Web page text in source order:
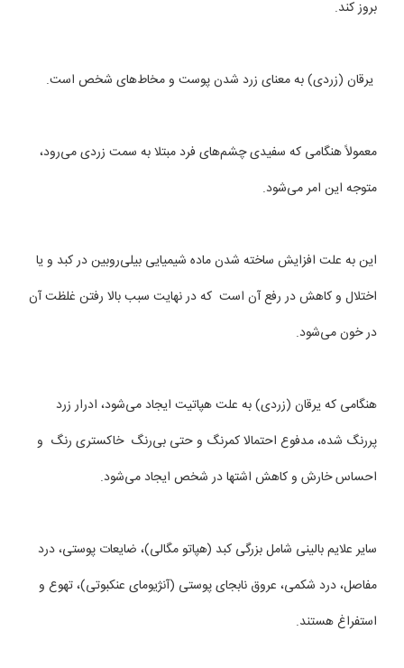
بروز کند.
یرقان (زردی) به معنای زرد شدن پوست و مخاط‌های شخص است.
معمولاً هنگامی كه سفیدی چشم‌های‌ فرد مبتلا به سمت زردی می‌رود،
متوجه این امر می‌شود.
این به علت افزایش ساخته شدن ماده شیمیایی بیلی‌روبین در كبد و یا
اختلال و كاهش در رفع آن است كه در نهایت سبب بالا رفتن غلظت آن
در خون می‌شود.
هنگامی كه یرقان (زردی) به علت هپاتیت ایجاد می‌شود، ادرار زرد
پررنگ شده، مدفوع احتمالا کمرنگ و حتی بی‌رنگ خاكستری رنگ و
احساس خارش و كاهش اشتها در شخص ایجاد می‌شود.
سایر علایم بالینی شامل بزرگی كبد (هپاتو مگالی)، ضایعات پوستی، درد
مفاصل، درد شكمی، عروق نابجای پوستی (آنژیومای عنكبوتی)، تهوع و
استفراغ هستند.